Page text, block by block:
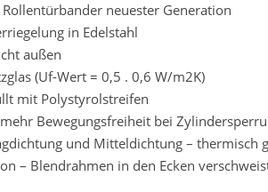
neuester Generation
in Edelstahl
außen
(Uf-Wert = 0,5 . 0,6 W/m2K)
mit Polystyrolstreifen
Bewegungsfreiheit bei
und Mitteldichtung – thermisch
– Blendrahmen in den Ecken